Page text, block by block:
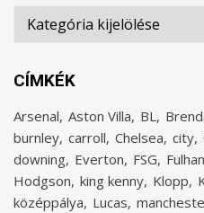
Rovatok
CÍMKÉK
Arsenal Aston Villa BL
burnley carroll Chelsea city
downing Everton FSG
Hodgson king kenny Klopp
középpálya Lucas